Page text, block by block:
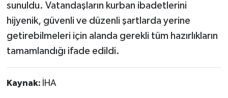
sunuldu. Vatandaşların kurban ibadetlerini
hijyenik, güvenli ve düzenli şartlarda yerine
getirebilmeleri için alanda gerekli tüm hazırlıkların
tamamlandığı ifade edildi.
Kaynak: İHA